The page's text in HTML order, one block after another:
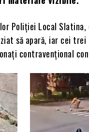
Poliției Local Slatina,
să apară, iar cei
contravențional